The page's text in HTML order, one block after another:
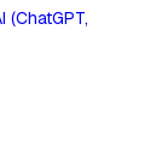
(ChatGPT,